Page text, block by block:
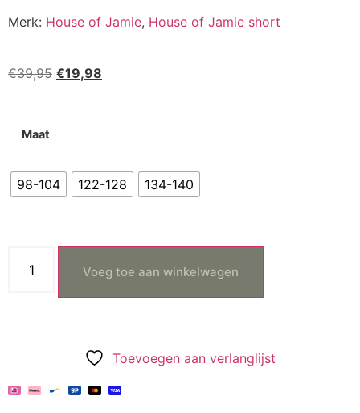
Merk: House of Jamie, House of Jamie short
€39,95 €19,98
Maat
98-104 122-128 134-140
Voeg toe aan winkelwagen
Toevoegen aan verlanglijst